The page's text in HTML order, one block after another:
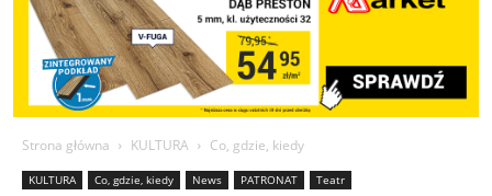
Strona główna KULTURA Co, gdzie, kiedy
KULTURA Co, gdzie, kiedy News PATRONAT Teatr